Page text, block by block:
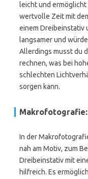
leicht und
wertvolle Zeit mit
einem Dreibeinstativ
langsamer und
Allerdings musst du
rechnen, was bei
schlechten
sorgen kann.
In der
nah am Motiv, zum
Dreibeinstativ mit
hilfreich. Es